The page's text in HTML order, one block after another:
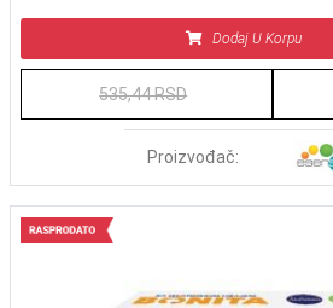
Dodaj U Korpu
535,44 RSD
Proizvođač: